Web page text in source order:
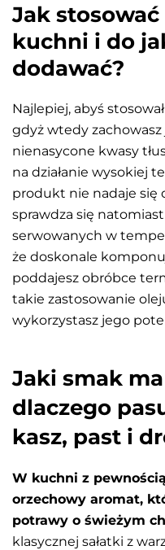
Jak
kuchni i do
dodawać?
Najlepiej, abyś
gdyż wtedy
nienasycone kwasy
na działanie wysokiej
produkt nie nadaje się
sprawdza się
serwowanych w
że doskonale
poddajesz obróbce
takie zastosowanie
wykorzystasz jego
Jaki smak
dlaczego
kasz, past i
W kuchni z
orzechowy aromat,
potrawy o świeżym
klasycznej sałatki z